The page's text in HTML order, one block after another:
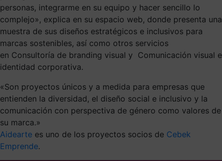
personas, integrarme en su equipo y hacer sencillo lo
complejo», explica en su espacio web, donde presenta una
muestra de sus diseños estratégicos e inclusivos para
marcas sostenibles, así como otros servicios
en Consultoría de branding visual y Comunicación visual e
identidad corporativa.
«Son proyectos únicos y a medida para empresas que
entienden la diversidad, el diseño social e inclusivo y la
comunicación con perspectiva de género como valores de
su marca.»
Aidearte es uno de los proyectos socios de Cebek
Emprende.